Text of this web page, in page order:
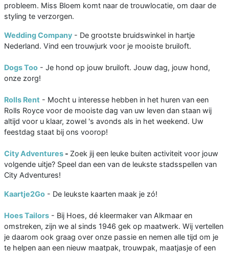
probleem. Miss Bloem komt naar de trouwlocatie, om daar de
styling te verzorgen.
Wedding Company - De grootste bruidswinkel in hartje
Nederland. Vind een trouwjurk voor je mooiste bruiloft.
Dogs Too - Je hond op jouw bruiloft. Jouw dag, jouw hond,
onze zorg!
Rolls Rent - Mocht u interesse hebben in het huren van een
Rolls Royce voor de mooiste dag van uw leven dan staan wij
altijd voor u klaar, zowel 's avonds als in het weekend. Uw
feestdag staat bij ons voorop!
City Adventures - Zoek jij een leuke buiten activiteit voor jouw
volgende uitje? Speel dan een van de leukste stadsspellen van
City Adventures!
Kaartje2Go - De leukste kaarten maak je zó!
Hoes Tailors - Bij Hoes, dé kleermaker van Alkmaar en
omstreken, zijn we al sinds 1946 gek op maatwerk. Wij vertellen
je daarom ook graag over onze passie en nemen alle tijd om je
te helpen aan een nieuw maatpak, trouwpak, maatjasje of een